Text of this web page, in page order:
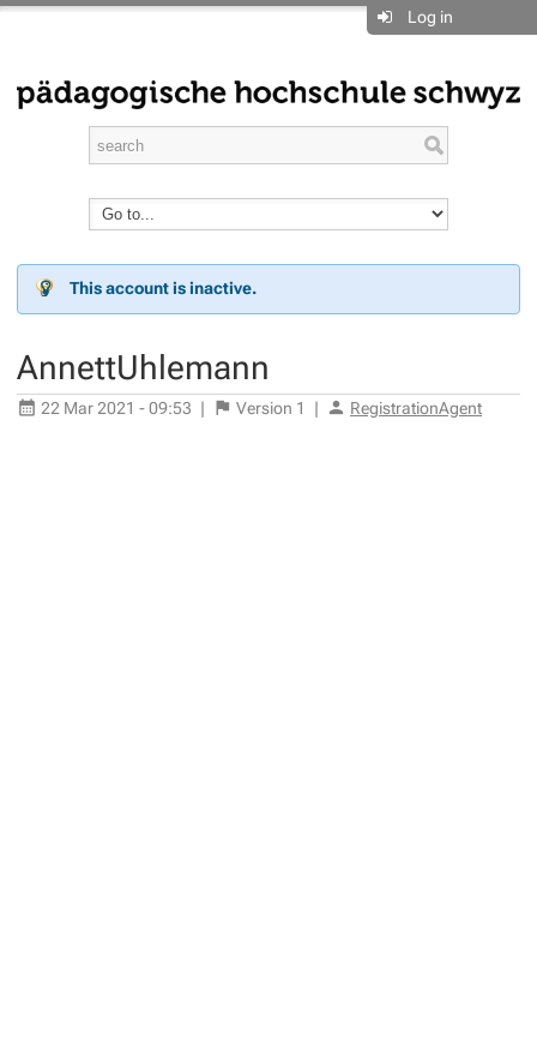
Log in
This account is inactive.
AnnettUhlemann
22 Mar 2021 - 09:53 | Version 1 | RegistrationAgent